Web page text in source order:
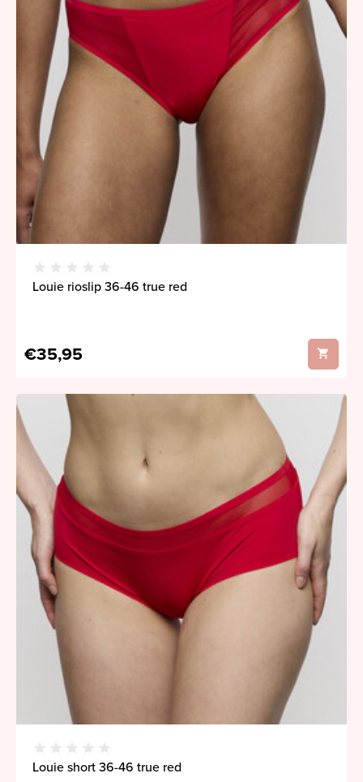
Louie rioslip 36-46 true red
€35,95
Louie short 36-46 true red